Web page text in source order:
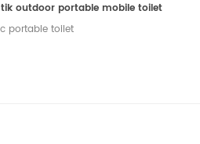
outdoor portable mobile toilet
portable toilet